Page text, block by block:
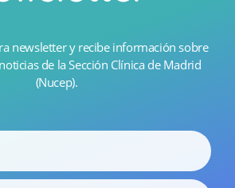
newsletter y recibe información sobre
de la Sección Clínica de Madrid
(Nucep).